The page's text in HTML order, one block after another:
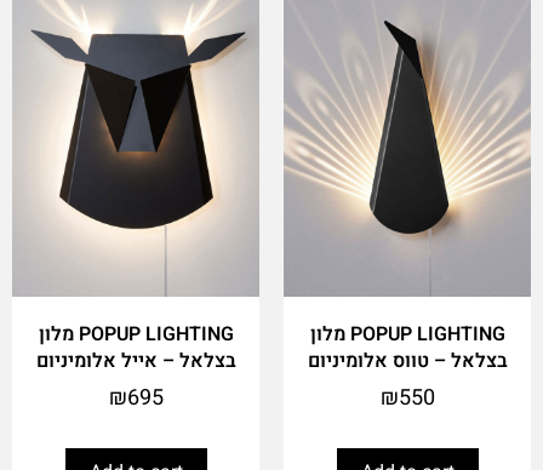
POPUP LIGHTING מלון
בצלאל – טווס אלומיניום
₪550
POPUP LIGHTING מלון
בצלאל – אייל אלומיניום
₪695